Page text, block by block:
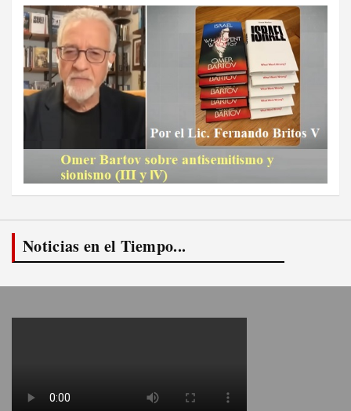
Noticias en el Tiempo...